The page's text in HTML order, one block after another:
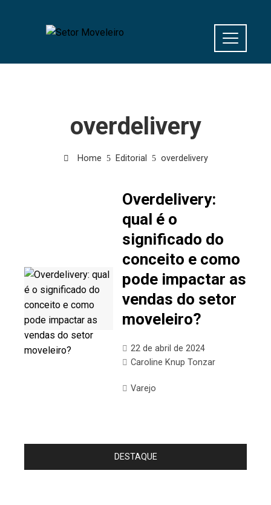
overdelivery
Home Editorial overdelivery
Overdelivery:
qual é o
significado do
conceito e como
pode impactar as
vendas do setor
moveleiro?
22 de abril de 2024
Caroline Knup Tonzar
Varejo
DESTAQUE